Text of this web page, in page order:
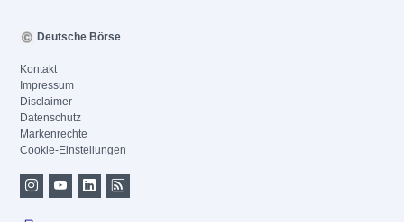
Deutsche Börse
Kontakt
Impressum
Disclaimer
Datenschutz
Markenrechte
Cookie-Einstellungen